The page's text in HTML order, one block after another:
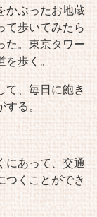
かぶったお地蔵
て歩いてみたら
た。東京タワー
を歩く。
て、毎日に飽き
る。
にあって、交通
つくことができ